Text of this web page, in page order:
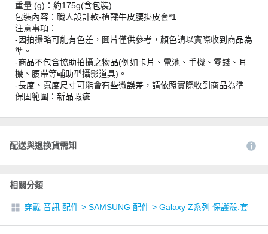
重量 (g)：約175g(含包裝)
包裝內容：職人設計款-植鞣牛皮腰掛皮套*1
注意事項：
-因拍攝略可能有色差，圖片僅供參考，顏色請以實際收到商品為
準。
-商品不包含協助拍攝之物品(例如卡片、電池、手機、零錢、耳
機、腰帶等輔助型攝影道具)。
-長度、寬度尺寸可能會有些微誤差，請依照實際收到商品為準
保固範圍：新品瑕疵
配送與退換貨需知
相關分類
穿戴 音訊 配件 > SAMSUNG 配件 > Galaxy Z系列 保護殼.套